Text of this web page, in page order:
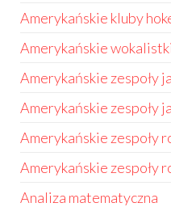
Amerykańskie kluby
Amerykańskie wokalistki
Amerykańskie zespoły
Amerykańskie zespoły
Amerykańskie zespoły
Amerykańskie zespoły
Analiza matematyczna